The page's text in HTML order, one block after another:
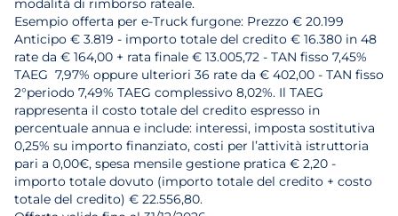
modalità di rimborso rateale.
Esempio offerta per e-Truck furgone: Prezzo € 20.199
Anticipo € 3.819 - importo totale del credito € 16.380 in 48
rate da € 164,00 + rata finale € 13.005,72 - TAN fisso 7,45%
TAEG 7,97% oppure ulteriori 36 rate da € 402,00 - TAN fisso
2°periodo 7,49% TAEG complessivo 8,02%. Il TAEG
rappresenta il costo totale del credito espresso in
percentuale annua e include: interessi, imposta sostitutiva
0,25% su importo finanziato, costi per l’attività istruttoria
pari a 0,00€, spesa mensile gestione pratica € 2,20 -
importo totale dovuto (importo totale del credito + costo
totale del credito) € 22.556,80.